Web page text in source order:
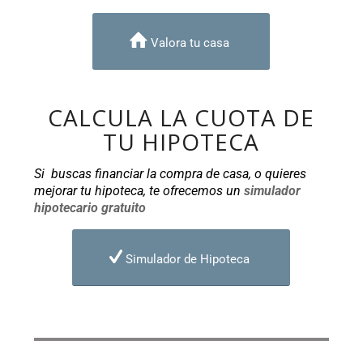
Valora tu casa
CALCULA LA CUOTA DE
TU HIPOTECA
Si buscas financiar la compra de casa, o quieres
mejorar tu hipoteca, te ofrecemos unsimulador
hipotecario gratuito
Simulador de Hipoteca